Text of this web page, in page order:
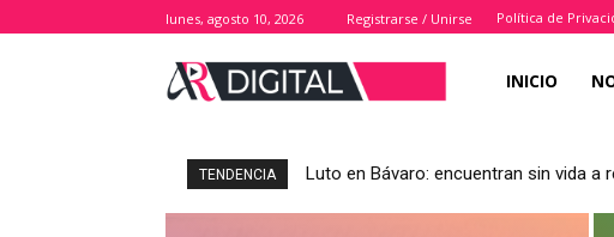
lunes, agosto 10, 2026 Registrarse / Unirse Política de
INICIO
TENDENCIA Luto en Bávaro: encuentran sin vida